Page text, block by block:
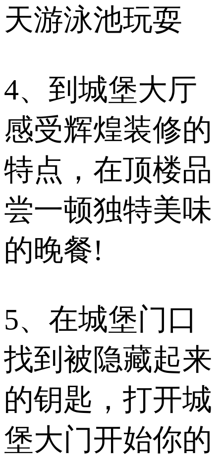
天游泳池玩耍
4、到城堡大厅
感受辉煌装修的
特点，在顶楼品
尝一顿独特美味
的晚餐!
5、在城堡门口
找到被隐藏起来
的钥匙，打开城
堡大门开始你的